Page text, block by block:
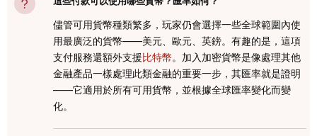
儘管可用貨幣種類繁多，玩家仍會選擇一些全球範圍內使
用最廣泛的貨幣——美元、歐元、英鎊。有趣的是，這項
支付服務還額外支援比特幣。加入加密貨幣是像處理其他
金融產品一樣處理此類金融的重要一步，其匯率就是證明
——它適用於所有可用貨幣，並根據全球匯率變化而變
化。